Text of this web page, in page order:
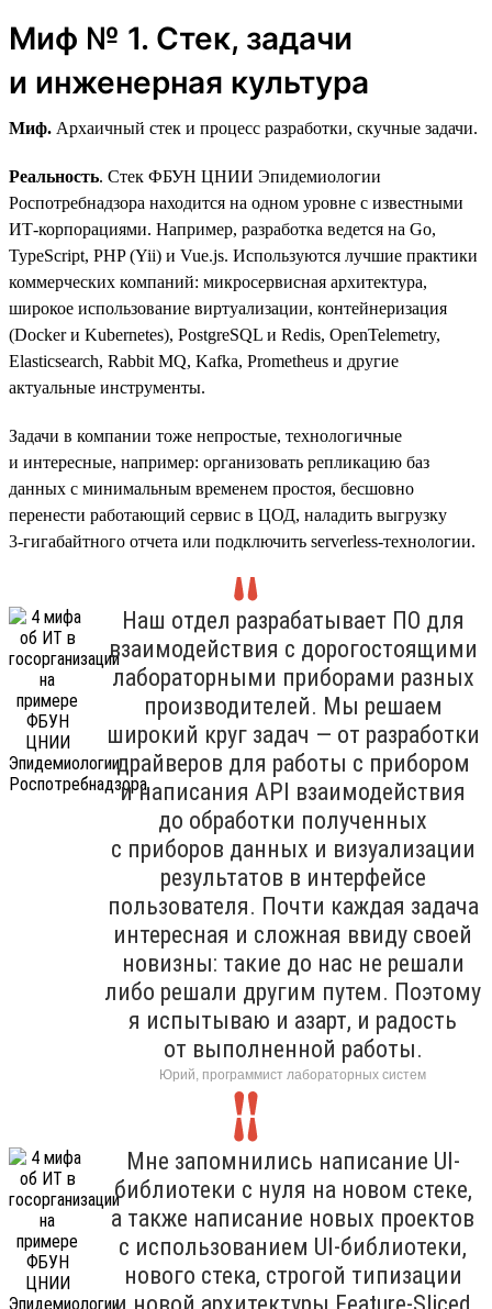
Миф № 1. Стек, задачи
и инженерная культура
Миф. Архаичный стек и процесс разработки, скучные задачи.
Реальность. Стек ФБУН ЦНИИ Эпидемиологии
Роспотребнадзора находится на одном уровне с известными
ИТ-корпорациями. Например, разработка ведется на Go,
TypeScript, PHP (Yii) и Vue.js. Используются лучшие практики
коммерческих компаний: микросервисная архитектура,
широкое использование виртуализации, контейнеризация
(Docker и Kubernetes), PostgreSQL и Redis, OpenTelemetry,
Elasticsearch, Rabbit MQ, Kafka, Prometheus и другие
актуальные инструменты.
Задачи в компании тоже непростые, технологичные
и интересные, например: организовать репликацию баз
данных с минимальным временем простоя, бесшовно
перенести работающий сервис в ЦОД, наладить выгрузку
3‑гигабайтного отчета или подключить serverless-технологии.
Наш отдел разрабатывает ПО для
взаимодействия с дорогостоящими
лабораторными приборами разных
производителей. Мы решаем
широкий круг задач — от разработки
драйверов для работы с прибором
и написания API взаимодействия
до обработки полученных
с приборов данных и визуализации
результатов в интерфейсе
пользователя. Почти каждая задача
интересная и сложная ввиду своей
новизны: такие до нас не решали
либо решали другим путем. Поэтому
я испытываю и азарт, и радость
от выполненной работы.
Юрий, программист лабораторных систем
Мне запомнились написание UI-
библиотеки с нуля на новом стеке,
а также написание новых проектов
с использованием UI-библиотеки,
нового стека, строгой типизации